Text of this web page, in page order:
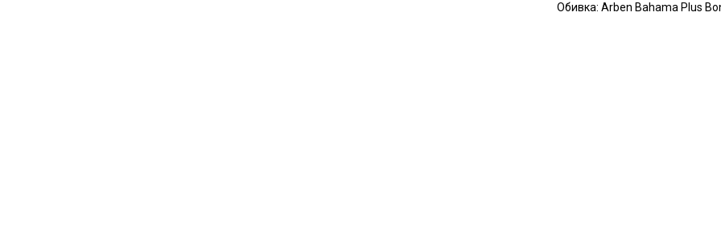
Обивка: Arben Bahama Plus